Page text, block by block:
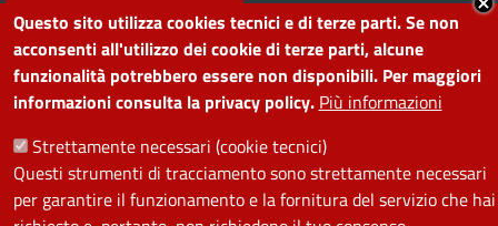
Questo sito utilizza cookies tecnici e di terze parti. Se non
acconsenti all'utilizzo dei cookie di terze parti, alcune
funzionalità potrebbero essere non disponibili. Per maggiori
informazioni consulta la privacy policy. Più informazioni
Strettamente necessari (cookie tecnici)
Questi strumenti di tracciamento sono strettamente necessari
per garantire il funzionamento e la fornitura del servizio che hai
SEGUICI SU
Facebook
Instagram
YouTubeTelegram
WhatsApp
TwitterLinkedin
PRIVACY